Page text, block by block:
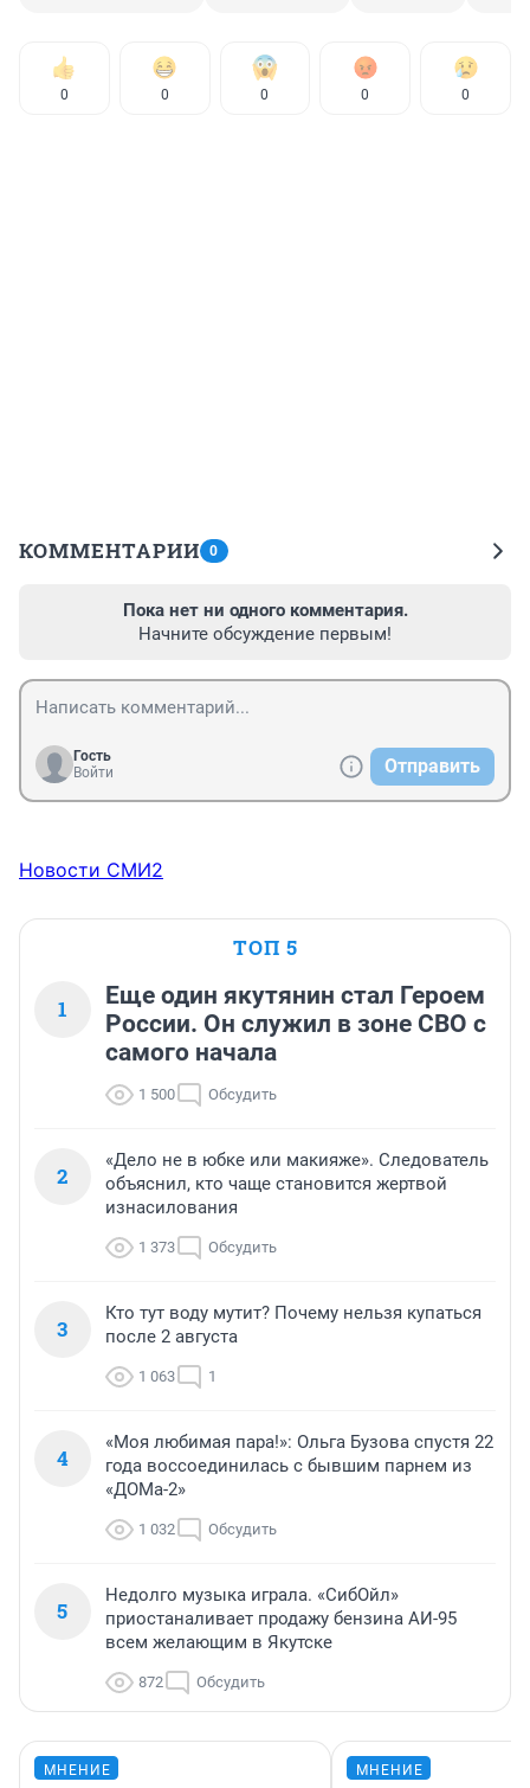
0 0 0 0 0
КОММЕНТАРИИ 0
Пока нет ни одного комментария.
Начните обсуждение первым!
Гость
Войти
Отправить
Новости СМИ2
ТОП 5
1
Еще один якутянин стал Героем
России. Он служил в зоне СВО с
самого начала
1 500 Обсудить
2
«Дело не в юбке или макияже». Следователь
объяснил, кто чаще становится жертвой
изнасилования
1 373 Обсудить
3
Кто тут воду мутит? Почему нельзя купаться
после 2 августа
1 063 1
4
«Моя любимая пара!»: Ольга Бузова спустя 22
года воссоединилась с бывшим парнем из
«ДОМа-2»
1 032 Обсудить
5
Недолго музыка играла. «СибОйл»
приостаналивает продажу бензина АИ-95
всем желающим в Якутске
872 Обсудить
МНЕНИЕ МНЕНИЕ